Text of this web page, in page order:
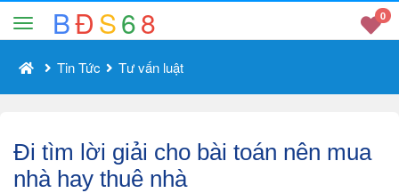
BĐS68 0
Tin Tức Tư vấn luật
Đi tìm lời giải cho bài toán nên mua
nhà hay thuê nhà